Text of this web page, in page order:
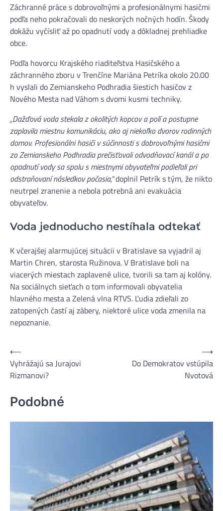
Záchranné práce s dobrovoľnými a profesionálnymi hasičmi
podľa neho pokračovali do neskorých nočných hodín. Škody
dokážu vyčísliť až po opadnutí vody a dôkladnej prehliadke
obce.
Podľa hovorcu Krajského riaditeľstva Hasičského a
záchranného zboru v Trenčíne Mariána Petríka okolo 20.00
h vyslali do Zemianskeho Podhradia šiestich hasičov z
Nového Mesta nad Váhom s dvomi kusmi techniky.
„Dažďová voda stekala z okolitých kopcov a polí a postupne
zaplavila miestnu komunikáciu, ako aj niekoľko dvorov rodinných
domov. Profesionálni hasiči v súčinnosti s dobrovoľnými hasičmi
zo Zemianskeho Podhradia prečisťovali odvodňovací kanál a po
opadnutí vody sa spolu s miestnymi obyvateľmi podieľali pri
odstraňovaní následkov počasia,“doplnil Petrík s tým, že nikto
neutrpel zranenie a nebola potrebná ani evakuácia
obyvateľov.
Voda jednoducho nestíhala odtekať
K včerajšej alarmujúcej situácii v Bratislave sa vyjadril aj
Martin Chren, starosta Ružinova. V Bratislave boli na
viacerých miestach zaplavené ulice, tvorili sa tam aj kolóny.
Na sociálnych sieťach o tom informovali obyvatelia
hlavného mesta a Zelená vlna RTVS. Ľudia zdieľali zo
zatopených častí aj zábery, niektoré ulice voda zmenila na
nepoznanie.
Navigácia
v
⟵
Vyhrážajú sa Jurajovi
Rizmanovi?
Do Demokratov vstúpila
Nvotová
⟶
Podobné